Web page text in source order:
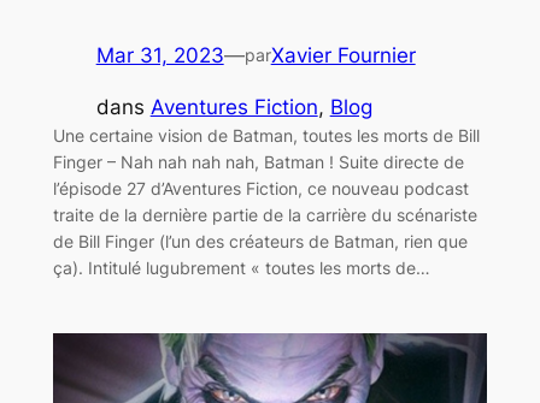
Mar 31, 2023—parXavier Fournier
dans Aventures Fiction, Blog
Une certaine vision de Batman, toutes les morts de Bill
Finger – Nah nah nah nah, Batman ! Suite directe de
l’épisode 27 d’Aventures Fiction, ce nouveau podcast
traite de la dernière partie de la carrière du scénariste
de Bill Finger (l’un des créateurs de Batman, rien que
ça). Intitulé lugubrement « toutes les morts de…